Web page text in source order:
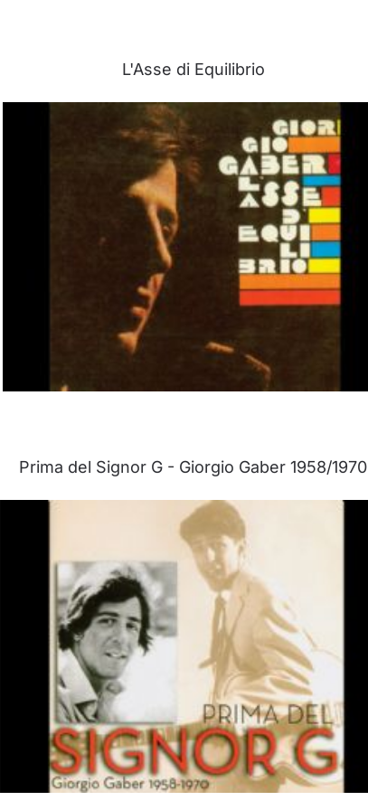
L'Asse di Equilibrio
Prima del Signor G - Giorgio Gaber 1958/1970